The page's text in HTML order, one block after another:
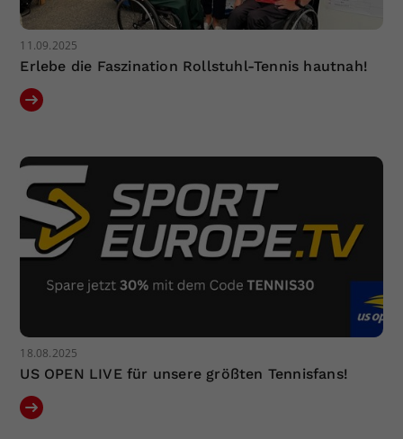
11.09.2025
Erlebe die Faszination Rollstuhl-Tennis hautnah!
18.08.2025
US OPEN LIVE für unsere größten Tennisfans!